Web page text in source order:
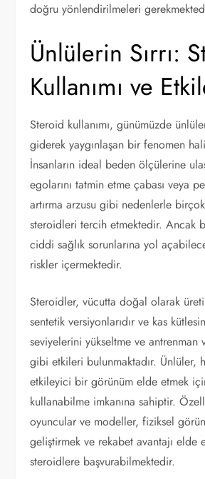
doğru yönlendirilmeleri
Ünlülerin Sırrı:
Kullanımı ve
Steroid kullanımı, günümüzde
giderek yaygınlaşan bir fenomen
İnsanların ideal beden ölçülerine
egolarını tatmin etme çabası veya
artırma arzusu gibi nedenlerle
steroidleri tercih etmektedir. Ancak
ciddi sağlık sorunlarına yol
riskler içermektedir.
Steroidler, vücutta doğal olarak
sentetik versiyonlarıdır ve kas
seviyelerini yükseltme ve antrenman
gibi etkileri bulunmaktadır. Ünlüler,
etkileyici bir görünüm elde etmek
kullanabilme imkanına sahiptir.
oyuncular ve modeller, fiziksel
geliştirmek ve rekabet avantajı elde
steroidlere başvurabilmektedir.